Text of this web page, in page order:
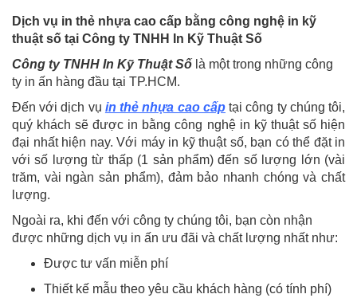
Dịch vụ in thẻ nhựa cao cấp bằng công nghệ in kỹ
thuật số tại Công ty TNHH In Kỹ Thuật Số
Công ty TNHH In Kỹ Thuật Số là một trong những công
ty in ấn hàng đầu tại TP.HCM.
Đến với dịch vụ in thẻ nhựa cao cấptại công ty chúng tôi,
quý khách sẽ được in bằng công nghệ in kỹ thuật số hiện
đại nhất hiện nay. Với máy in kỹ thuật số, bạn có thể đặt in
với số lượng từ thấp (1 sản phẩm) đến số lượng lớn (vài
trăm, vài ngàn sản phẩm), đảm bảo nhanh chóng và chất
lượng.
Ngoài ra, khi đến với công ty chúng tôi, bạn còn nhận
được những dịch vụ in ấn ưu đãi và chất lượng nhất như:
Được tư vấn miễn phí
Thiết kế mẫu theo yêu cầu khách hàng (có tính phí)